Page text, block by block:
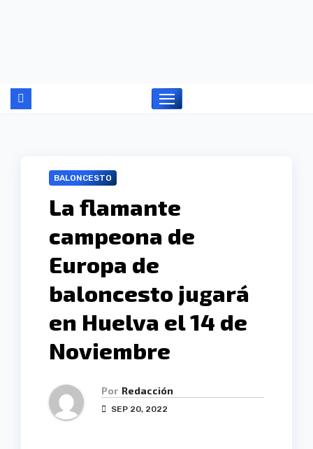
BALONCESTO
La flamante
campeona de
Europa de
baloncesto jugará
en Huelva el 14 de
Noviembre
Por Redacción
SEP 20, 2022